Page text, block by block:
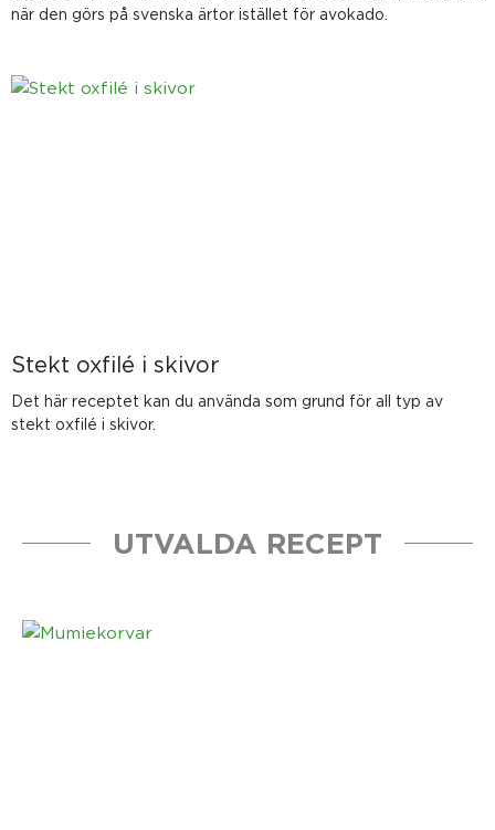
när den görs på svenska ärtor istället för avokado.
Stekt oxfilé i skivor
Det här receptet kan du använda som grund för all typ av
stekt oxfilé i skivor.
UTVALDA RECEPT